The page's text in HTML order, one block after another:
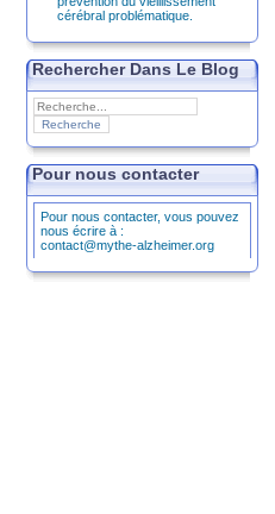
cérébral problématique.
Rechercher Dans Le Blog
Pour nous contacter
Pour nous contacter, vous pouvez
nous écrire à :
contact@mythe-alzheimer.org